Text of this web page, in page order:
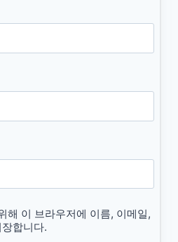
해 이 브라우저에 이름, 이메일,
합니다.